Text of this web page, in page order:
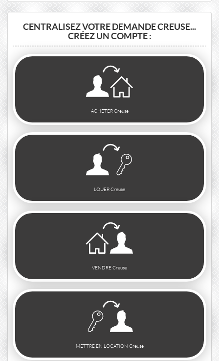
CENTRALISEZ VOTRE DEMANDE CREUSE...
CRÉEZ UN COMPTE :
ACHETER Creuse
LOUER Creuse
VENDRE Creuse
METTRE EN LOCATION Creuse